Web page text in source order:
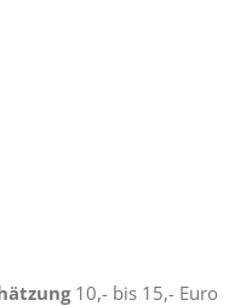
10,- bis 15,- Euro